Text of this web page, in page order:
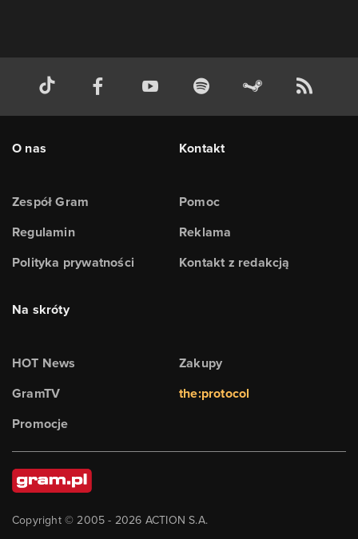
O nas
Zespół Gram
Regulamin
Polityka prywatności
Kontakt
Pomoc
Reklama
Kontakt z redakcją
Na skróty
HOT News
GramTV
Promocje
Zakupy
the:protocol
Copyright © 2005 - 2026 ACTION S.A.